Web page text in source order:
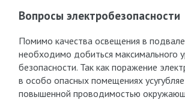
Вопросы электробезопасности
Помимо качества освещения в
необходимо добиться максимального
безопасности. Так как поражение
в особо опасных помещениях
повышенной проводимостью